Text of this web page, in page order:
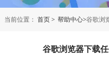
当前位置： 首页> 帮助中心>谷歌浏
谷歌浏览器下载